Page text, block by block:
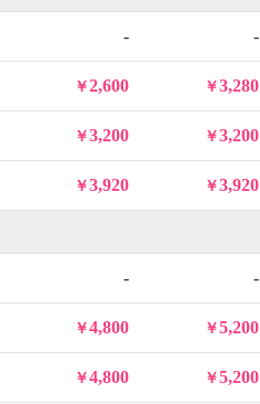
- -
2,600 3,280
3,200 3,200
3,920 3,920
- -
4,800 5,200
4,800 5,200